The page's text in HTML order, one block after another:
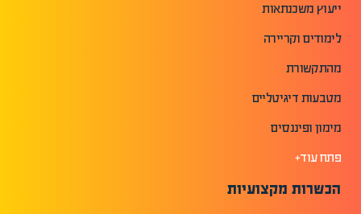
ייעוץ משכנתאות
לימודים וקריירה
מהתקשורת
מטבעות דיגיטליים
מימון ופיננסים
פתח עוד+
הכשרות מקצועיות